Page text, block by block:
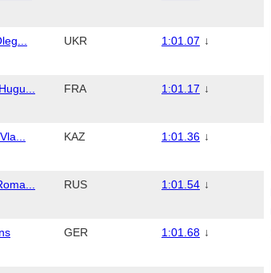
UKR 1:01.07 ↓
FRA 1:01.17 ↓
KAZ 1:01.36 ↓
RUS 1:01.54 ↓
GER 1:01.68 ↓